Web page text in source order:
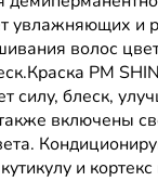
увлажняющих и
волос
PM
силу, блеск,
также включены
и